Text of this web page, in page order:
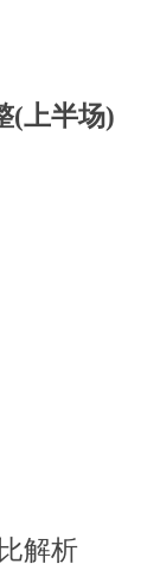
(上半场)
解析